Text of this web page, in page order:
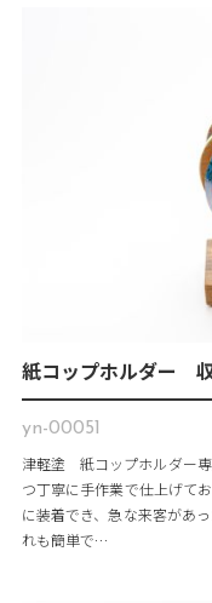
紙コップホルダー
yn-00051
津軽塗 紙コップホルダー
つ丁寧に手作業で仕上げて
に装着でき、急な来客があ
れも簡単で…